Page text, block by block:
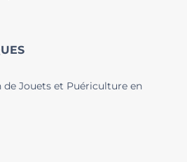
de Jouets et Puériculture en